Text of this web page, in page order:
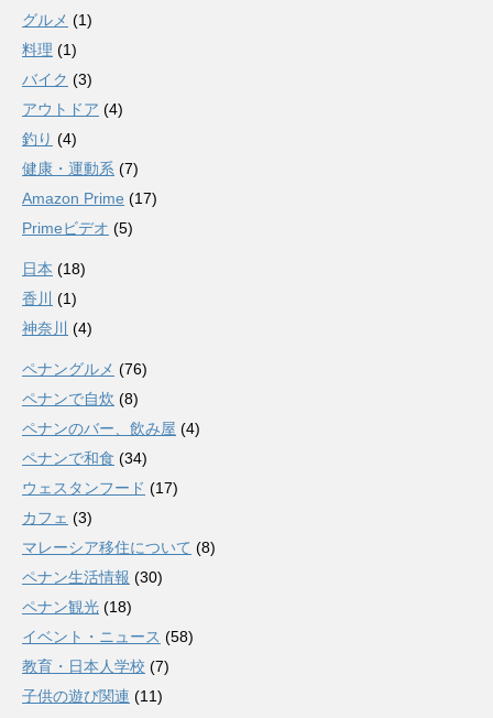
グルメ (1)
料理 (1)
バイク (3)
アウトドア (4)
釣り (4)
健康・運動系 (7)
Amazon Prime (17)
Primeビデオ (5)
日本 (18)
香川
(1)
神奈川
(4)
ペナングルメ (76)
ペナンで自炊 (8)
ペナンのバー、飲み屋 (4)
ペナンで和食 (34)
ウェスタンフード (17)
カフェ (3)
マレーシア移住について (8)
ペナン生活情報 (30)
ペナン観光 (18)
イベント・ニュース (58)
教育・日本人学校 (7)
子供の遊び関連 (11)